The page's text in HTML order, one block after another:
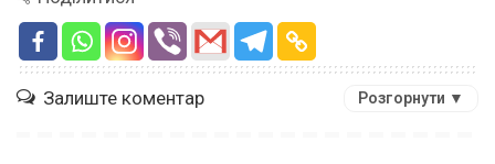
Залиште коментар Розгорнути ▼